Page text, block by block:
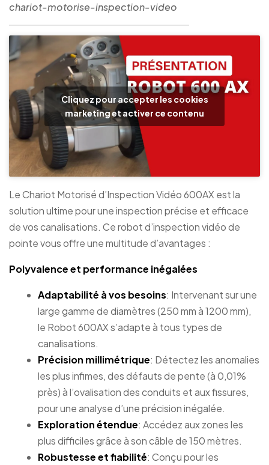
chariot-motorise-inspection-video
Cliquez pour accepter les cookies
marketing et activer ce contenu
Le Chariot Motorisé d’Inspection Vidéo 600AX est la
solution ultime pour une inspection précise et efficace
de vos canalisations. Ce robot d’inspection vidéo de
pointe vous offre une multitude d’avantages :
Polyvalence et performance inégalées
Adaptabilité à vos besoins: Intervenant sur une
large gamme de diamètres (250 mm à 1200 mm),
le Robot 600AX s’adapte à tous types de
canalisations.
Précision millimétrique: Détectez les anomalies
les plus infimes, des défauts de pente (à 0,01%
près) à l’ovalisation des conduits et aux fissures,
pour une analyse d’une précision inégalée.
Exploration étendue: Accédez aux zones les
plus difficiles grâce à son câble de 150 mètres.
Robustesse et fiabilité: Conçu pour les